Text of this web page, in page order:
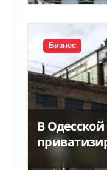
Бизнес
В Одесской
«Хлебную